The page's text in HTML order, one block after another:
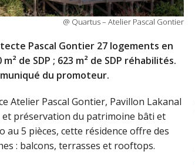
@ Quartus – Atelier Pascal Gontier
Pascal Gontier 27 logements en
de SDP ; 623 m² de SDP réhabilités.
du promoteur.
Atelier Pascal Gontier, Pavillon Lakanal
préservation du patrimoine bâti et
au 5 pièces, cette résidence offre des
: balcons, terrasses et rooftops.